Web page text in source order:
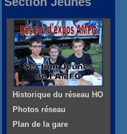
Historique du réseau HO
Photos réseau
Plan de la gare